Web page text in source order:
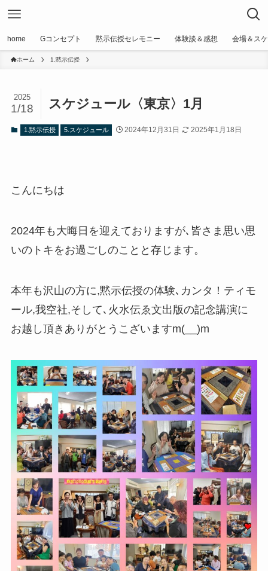
home Gコンセプト 黙示伝授セレモニー 体験談＆感想 会場＆ス
ホーム 1.黙示伝授
スケジュール〈東京〉1月
2025
1/18
1.黙示伝授 5.スケジュール 2024年12月31日 2025年1月18日
こんにちは
2024年も大晦日を迎えておりますが､皆さま思い思
いのトキをお過ごしのことと存じます。
本年も沢山の方に,黙示伝授の体験､カンタ！ティモ
ール,我空社,そして､火水伝ゑ文出版の記念講演に
お越し頂きありがとうこざいますm(__)m